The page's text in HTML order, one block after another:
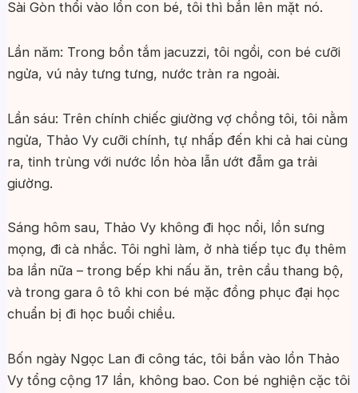
Sài Gòn thổi vào lồn con bé, tôi thì bắn lên mặt nó.
Lần năm: Trong bồn tắm jacuzzi, tôi ngồi, con bé cưỡi
ngửa, vú nảy tưng tưng, nước tràn ra ngoài.
Lần sáu: Trên chính chiếc giường vợ chồng tôi, tôi nằm
ngửa, Thảo Vy cưỡi chính, tự nhấp đến khi cả hai cùng
ra, tinh trùng với nước lồn hòa lẫn ướt đẫm ga trải
giường.
Sáng hôm sau, Thảo Vy không đi học nổi, lồn sưng
mọng, đi cà nhắc. Tôi nghỉ làm, ở nhà tiếp tục đụ thêm
ba lần nữa – trong bếp khi nấu ăn, trên cầu thang bộ,
và trong gara ô tô khi con bé mặc đồng phục đại học
chuẩn bị đi học buổi chiều.
Bốn ngày Ngọc Lan đi công tác, tôi bắn vào lồn Thảo
Vy tổng cộng 17 lần, không bao. Con bé nghiện cặc tôi